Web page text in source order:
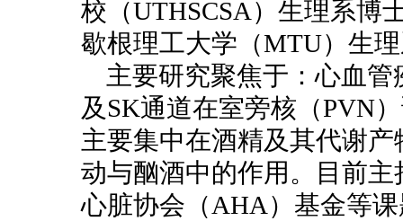
校（UTHSCSA）生理系博
歇根理工大学（MTU）生
主要研究聚焦于：心血管
及SK通道在室旁核（PVN
主要集中在酒精及其代谢
动与酗酒中的作用。目前
心脏协会（AHA）基金等